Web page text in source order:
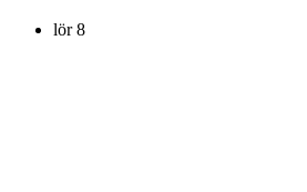
lör8